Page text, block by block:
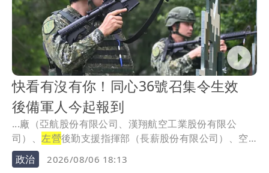
快看有沒有你！同心36號召集令生效
後備軍人今起報到
...廠（亞航股份有限公司、漢翔航空工業股份有限公
司）、左營後勤支援指揮部（長薪股份有限公司）、空
軍松山指...
政治 2026/08/06 18:13